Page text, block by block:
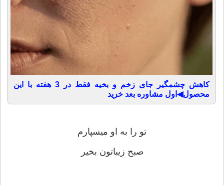
کاهش چشمگیر جای زخم و بخیه فقط در 3 هفته با این
محصول◀اول مشاوره بعد خرید
تو را به او میسپارم
صبح زیباتون بخیر